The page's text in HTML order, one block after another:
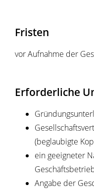
Fristen
vor Aufnahme der
Erforderliche
(beglaubigte
ein geeigneter
Angabe der